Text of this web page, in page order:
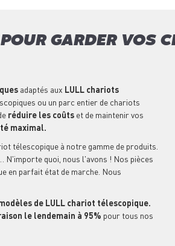
GARDER VOS
adaptés aux LULL chariots
ou un parc entier de chariots
réduire les coûts et de maintenir vos
maximal.
télescopique à notre gamme de produits.
N'importe quoi, nous l'avons ! Nos pièces
en parfait état de marche. Nous
de LULL chariot télescopique.
le lendemain à 95% pour tous nos